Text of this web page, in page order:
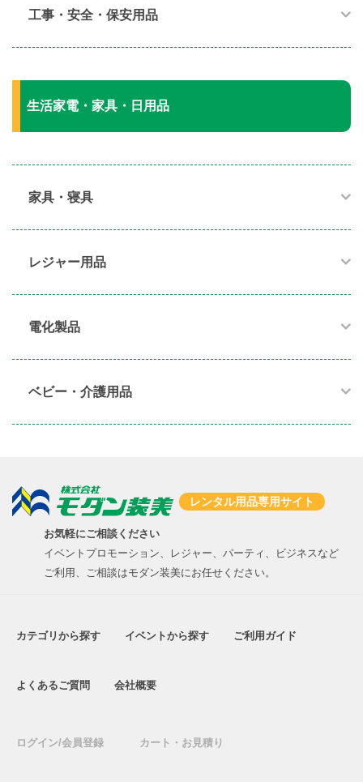
工事・安全・保安用品
生活家電・家具・日用品
家具・寝具​
レジャー用品
電化製品​
ベビー・介護用品​
レンタル用品専用サイト
お気軽にご相談ください
イベントプロモーション、レジャー、パーティ、ビジネスなど
ご利用、ご相談はモダン装美にお任せください。
カテゴリから探す イベントから探す ご利用ガイド
よくあるご質問 会社概要
ログイン/会員登録 カート・お見積り